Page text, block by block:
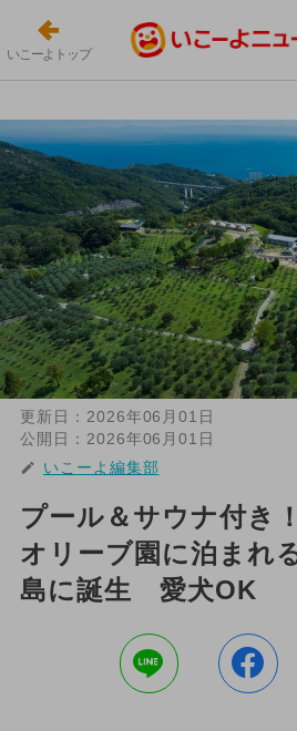
いこーよトップ
更新日： 2026年06月01日
公開日： 2026年06月01日
いこーよ編集部
プール＆サウナ付き
オリーブ園に泊まれ
島に誕生 愛犬OK